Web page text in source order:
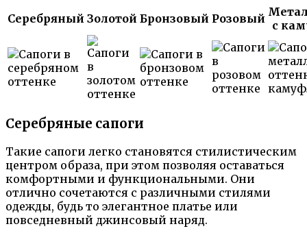
Серебряный Золотой Бронзовый Розовый с
Серебряные сапоги
Такие сапоги легко становятся стилистическим
центром образа, при этом позволяя оставаться
комфортными и функциональными. Они
отлично сочетаются с различными стилями
одежды, будь то элегантное платье или
повседневный джинсовый наряд.